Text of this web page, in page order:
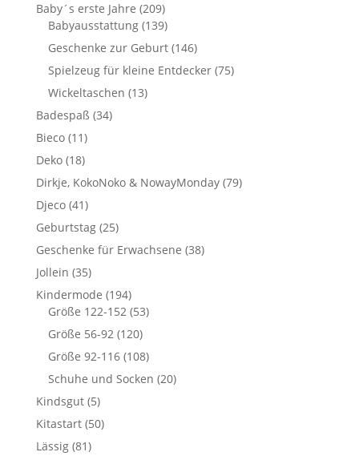
Baby´s erste Jahre (209)
Babyausstattung (139)
Geschenke zur Geburt (146)
Spielzeug für kleine Entdecker (75)
Wickeltaschen (13)
Badespaß (34)
Bieco (11)
Deko (18)
Dirkje, KokoNoko & NowayMonday (79)
Djeco (41)
Geburtstag (25)
Geschenke für Erwachsene (38)
Jollein (35)
Kindermode (194)
Größe 122-152 (53)
Größe 56-92 (120)
Größe 92-116 (108)
Schuhe und Socken (20)
Kindsgut (5)
Kitastart (50)
Lässig (81)